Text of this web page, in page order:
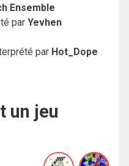
Ensemble
par Yevhen
par Hot_Dope
un jeu